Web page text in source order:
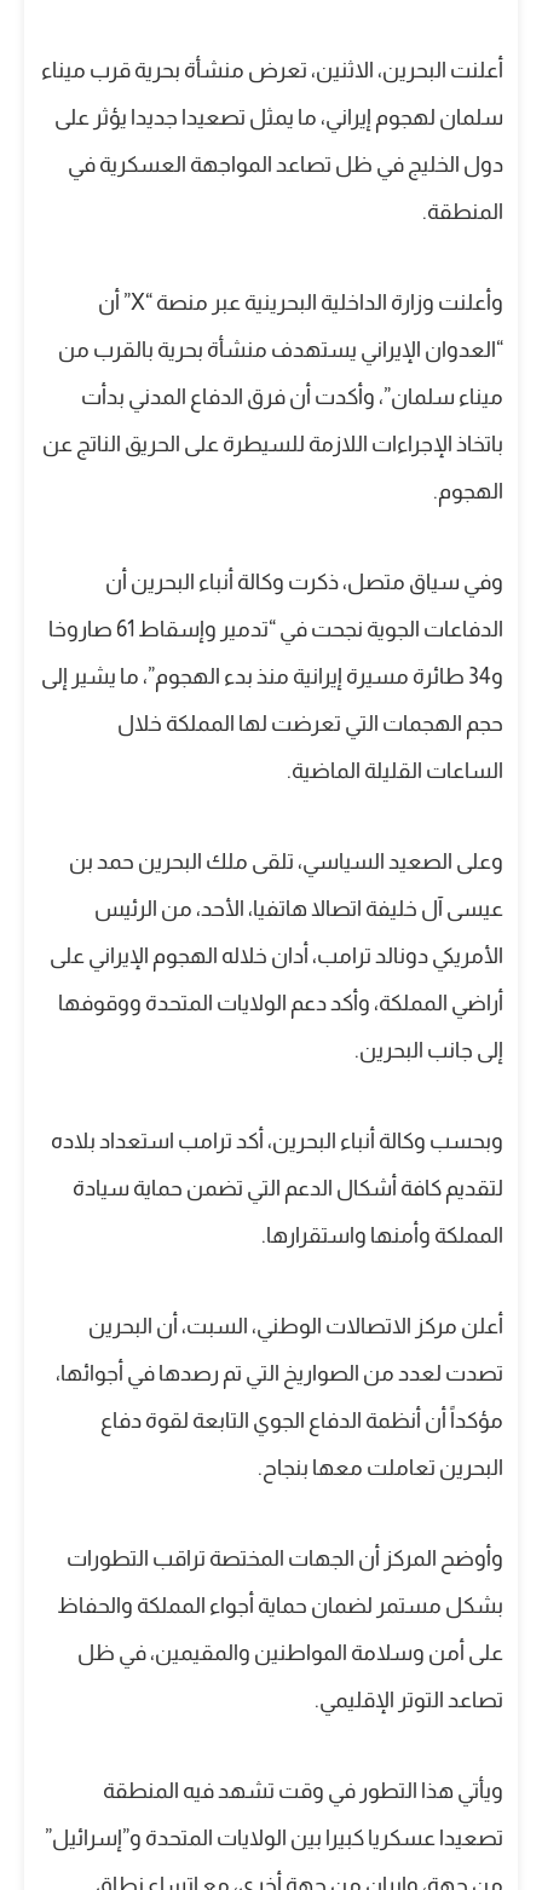
أعلنت البحرين، الاثنين، تعرض منشأة بحرية قرب ميناء
سلمان لهجوم إيراني، ما يمثل تصعيدا جديدا يؤثر على
دول الخليج في ظل تصاعد المواجهة العسكرية في
المنطقة.
وأعلنت وزارة الداخلية البحرينية عبر منصة “X” أن
“العدوان الإيراني يستهدف منشأة بحرية بالقرب من
ميناء سلمان”، وأكدت أن فرق الدفاع المدني بدأت
باتخاذ الإجراءات اللازمة للسيطرة على الحريق الناتج عن
الهجوم.
وفي سياق متصل، ذكرت وكالة أنباء البحرين أن
الدفاعات الجوية نجحت في “تدمير وإسقاط 61 صاروخا
و34 طائرة مسيرة إيرانية منذ بدء الهجوم”، ما يشير إلى
حجم الهجمات التي تعرضت لها المملكة خلال
الساعات القليلة الماضية.
وعلى الصعيد السياسي، تلقى ملك البحرين حمد بن
عيسى آل خليفة اتصالا هاتفيا، الأحد، من الرئيس
الأمريكي دونالد ترامب، أدان خلاله الهجوم الإيراني على
أراضي المملكة، وأكد دعم الولايات المتحدة ووقوفها
إلى جانب البحرين.
وبحسب وكالة أنباء البحرين، أكد ترامب استعداد بلاده
لتقديم كافة أشكال الدعم التي تضمن حماية سيادة
المملكة وأمنها واستقرارها.
أعلن مركز الاتصالات الوطني، السبت، أن البحرين
تصدت لعدد من الصواريخ التي تم رصدها في أجوائها،
مؤكداً أن أنظمة الدفاع الجوي التابعة لقوة دفاع
البحرين تعاملت معها بنجاح.
وأوضح المركز أن الجهات المختصة تراقب التطورات
بشكل مستمر لضمان حماية أجواء المملكة والحفاظ
على أمن وسلامة المواطنين والمقيمين، في ظل
تصاعد التوتر الإقليمي.
ويأتي هذا التطور في وقت تشهد فيه المنطقة
تصعيدا عسكريا كبيرا بين الولايات المتحدة و”إسرائيل”
من جهة، وإيران من جهة أخرى، مع اتساع نطاق